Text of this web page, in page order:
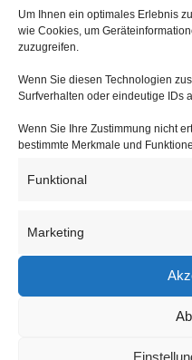
Um Ihnen ein optimales Erlebnis
wie Cookies, um
zuzugreifen.
Wenn Sie diesen Technologien
Surfverhalten oder eindeutige IDs
Wenn Sie Ihre Zustimmung nicht
bestimmte Merkmale und
Funktional
Marketing
Ihr Profil:
Sie haben
medizinische
(m/w/d),
vergleichbare
Idealerweise